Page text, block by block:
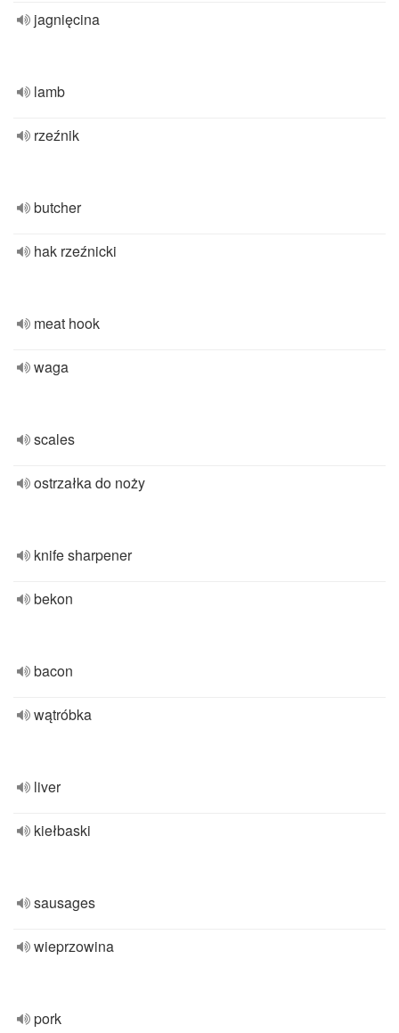
jagnięcina
lamb
rzeźnik
butcher
hak rzeźnicki
meat hook
waga
scales
ostrzałka do noży
knife sharpener
bekon
bacon
wątróbka
liver
kiełbaski
sausages
wieprzowina
pork